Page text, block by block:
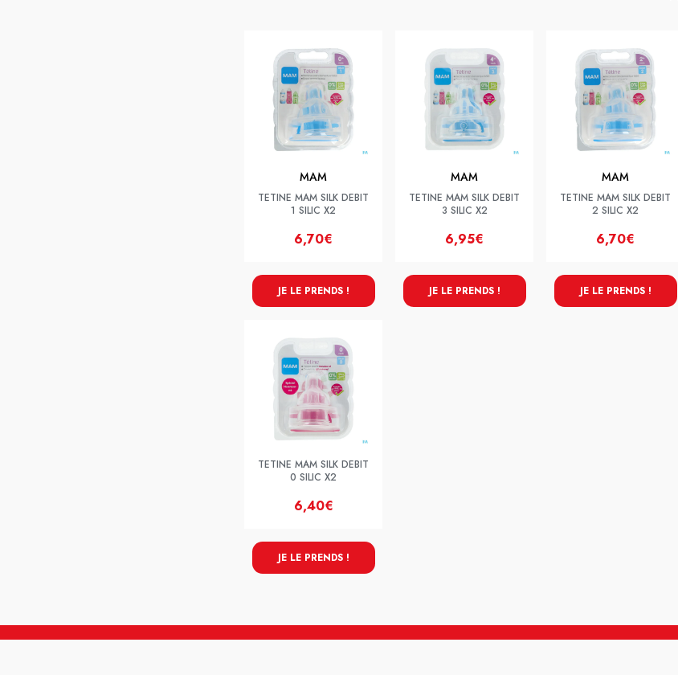
MAM
TETINE MAM SILK DEBIT
1 SILIC X2
6,70€
JE LE PRENDS !
MAM
TETINE MAM SILK DEBIT
3 SILIC X2
6,95€
JE LE PRENDS !
MAM
TETINE MAM SILK DEBIT
2 SILIC X2
6,70€
JE LE PRENDS !
TETINE MAM SILK DEBIT
0 SILIC X2
6,40€
JE LE PRENDS !